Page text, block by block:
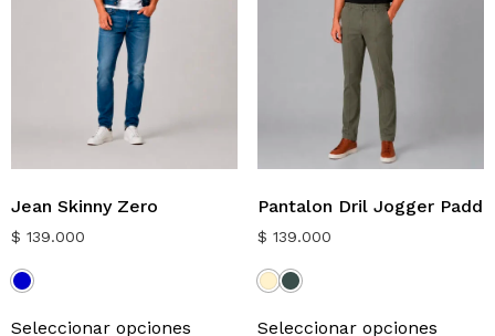
Jean Skinny Zero
$ 139.000
Seleccionar opciones
Pantalon Dril Jogger Padd
$ 139.000
Seleccionar opciones